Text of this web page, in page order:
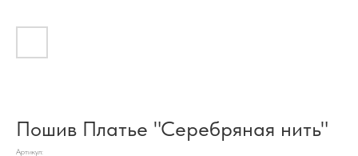
Пошив Платье "Серебряная нить"
Артикул: